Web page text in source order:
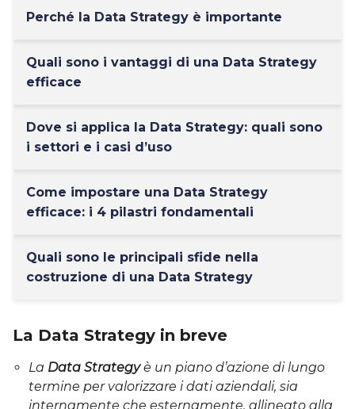
Perché la Data Strategy è importante
Quali sono i vantaggi di una Data Strategy
efficace
Dove si applica la Data Strategy: quali sono
i settori e i casi d’uso
Come impostare una Data Strategy
efficace: i 4 pilastri fondamentali
Quali sono le principali sfide nella
costruzione di una Data Strategy
La Data Strategy in breve
La Data Strategyè un piano d’azione di lungo
termine per valorizzare i dati aziendali, sia
internamente che esternamente, allineato alla